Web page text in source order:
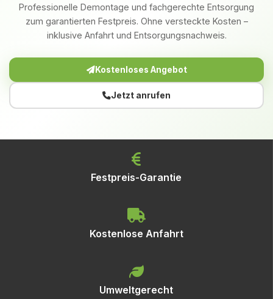
Professionelle Demontage und fachgerechte Entsorgung
zum garantierten Festpreis. Ohne versteckte Kosten –
inklusive Anfahrt und Entsorgungsnachweis.
Kostenloses Angebot
Jetzt anrufen
Festpreis-Garantie
Kostenlose Anfahrt
Umweltgerecht